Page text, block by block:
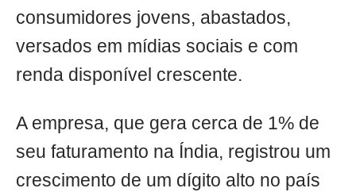
consumidores jovens, abastados,
versados em mídias sociais e com
renda disponível crescente.
A empresa, que gera cerca de 1% de
seu faturamento na Índia, registrou um
crescimento de um dígito alto no país